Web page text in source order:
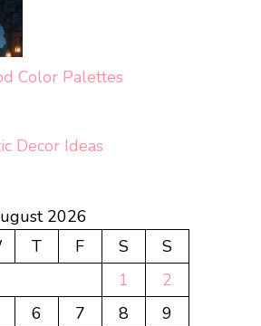
Color Palettes
Decor Ideas
2026
T F S
S
1
2
6 7 8
9